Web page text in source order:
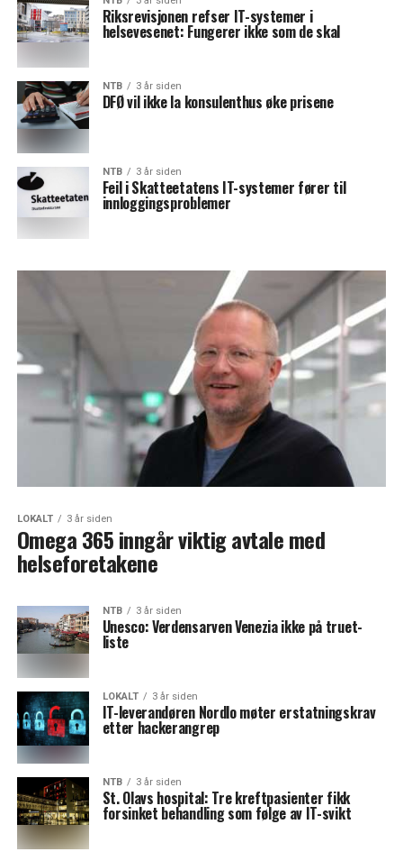
Riksrevisjonen refser IT-systemer i
helsevesenet: Fungerer ikke som de skal
NTB 3 år siden
DFØ vil ikke la konsulenthus øke prisene
NTB 3 år siden
Feil i Skatteetatens IT-systemer fører til
innloggingsproblemer
LOKALT 3 år siden
Omega 365 inngår viktig avtale med
helseforetakene
NTB 3 år siden
Unesco: Verdensarven Venezia ikke på truet-
liste
LOKALT 3 år siden
IT-leverandøren Nordlo møter erstatningskrav
etter hackerangrep
NTB 3 år siden
St. Olavs hospital: Tre kreftpasienter fikk
forsinket behandling som følge av IT-svikt